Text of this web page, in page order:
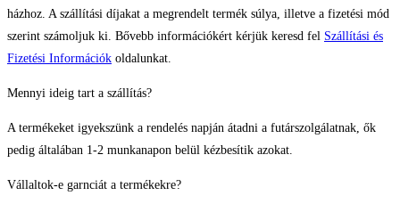
házhoz. A szállítási díjakat a megrendelt termék súlya, illetve a fizetési mód
szerint számoljuk ki. Bővebb információkért kérjük keresd fel Szállítási és
Fizetési Információk oldalunkat.
Mennyi ideig tart a szállítás?
A termékeket igyekszünk a rendelés napján átadni a futárszolgálatnak, ők
pedig általában 1-2 munkanapon belül kézbesítik azokat.
Vállaltok-e garnciát a termékekre?